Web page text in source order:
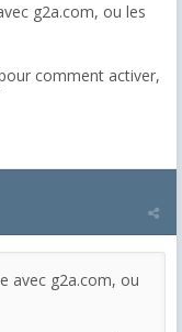
g2a.com, ou les
comment activer,
avec g2a.com, ou